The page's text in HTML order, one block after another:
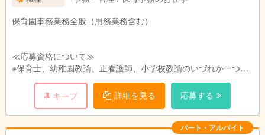
保育園事務業務全般（用務業務含む）
≪応募資格について≫
※保育士、幼稚園教諭、正看護師、小学校教諭のいづれか一つの
免許・資格を持っている方
※PC操作初級以上必須
キープ 詳細を見る 応募する
パート・アルバイト